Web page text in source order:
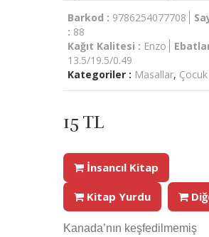
Barkod : 9786254077708
: 88
Kağıt Kalitesi : Enzo
13.5/19.5/0.49
Kategoriler : Masallar,
15 TL
İnsancıl Kitap
Kitap Yurdu
Kanada’nın keşfedilmemiş